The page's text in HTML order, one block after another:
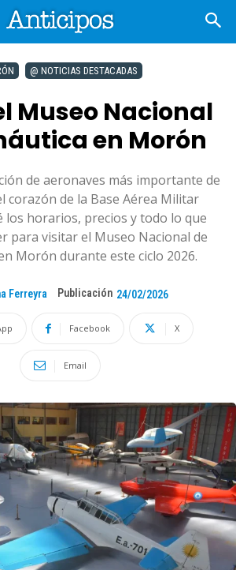
@ NOTICIAS DESTACADAS
Museo Nacional
en Morón
de aeronaves más importante de
corazón de la Base Aérea Militar
los horarios, precios y todo lo que
para visitar el Museo Nacional de
Morón durante este ciclo 2026.
Ferreyra Publicación 24/02/2026
Facebook X
Email